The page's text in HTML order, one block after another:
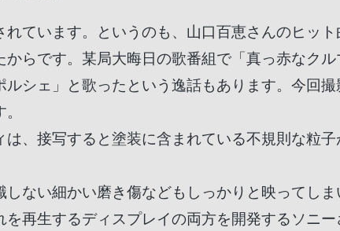
ています。というのも、山口百恵さんのヒッ
からです。某局大晦日の歌番組で「真っ赤なク
シェ」と歌ったという逸話もあります。今回
、接写すると塗装に含まれている不規則な粒
ない細かい磨き傷などもしっかりと映ってし
再生するディスプレイの両方を開発するソニ